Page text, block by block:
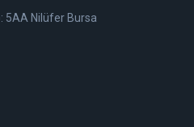
5AA Nilüfer Bursa